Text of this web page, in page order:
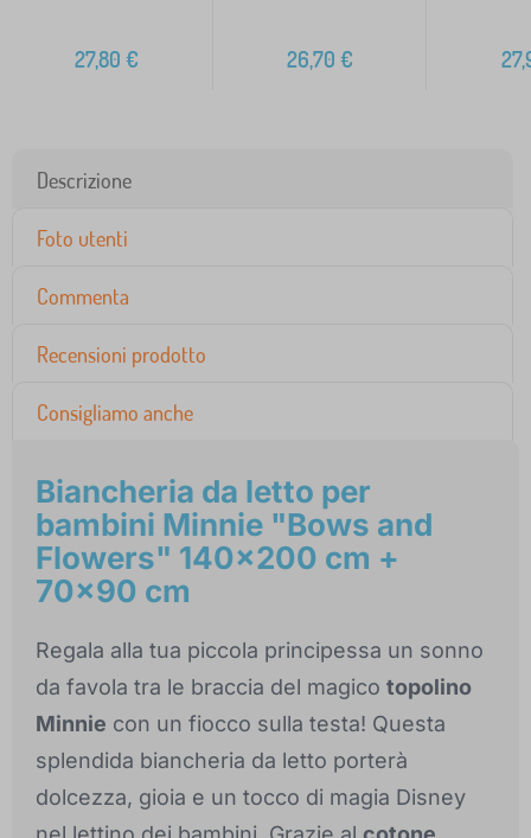
27,80 € 26,70 €
Descrizione
Foto utenti
Commenta
Recensioni prodotto
Consigliamo anche
Biancheria da letto per
bambini Minnie "Bows and
Flowers" 140x200 cm +
70x90 cm
Regala alla tua piccola principessa un sonno
da favola tra le braccia del magico topolino
Minnie con un fiocco sulla testa! Questa
splendida biancheria da letto porterà
dolcezza, gioia e un tocco di magia Disney